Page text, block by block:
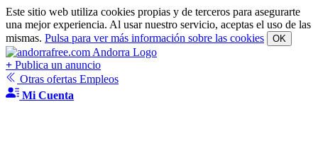
Este sitio web utiliza cookies propias y de terceros para asegurarte
una mejor experiencia. Al usar nuestro servicio, aceptas el uso de las
mismas. Pulsa para ver más información sobre las cookies OK
+ Publica un anuncio
Otras ofertas Empleos
Mi Cuenta